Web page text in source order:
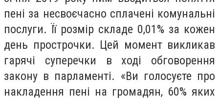
пені за несвоєчасно сплачені комунальні
послуги. Її розмір складе 0,01% за кожен
день прострочки. Цей момент викликав
гарячі суперечки в ході обговорення
закону в парламенті. «Ви голосуєте про
накладення пені на громадян, 60% яких